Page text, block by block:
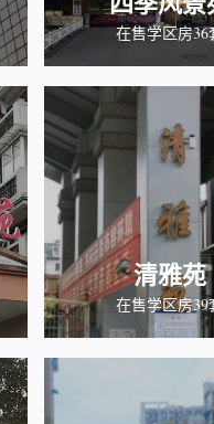
在售学区房36
清雅苑
在售学区房39